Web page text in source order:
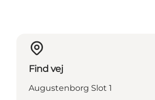
Find vej
Augustenborg Slot 1